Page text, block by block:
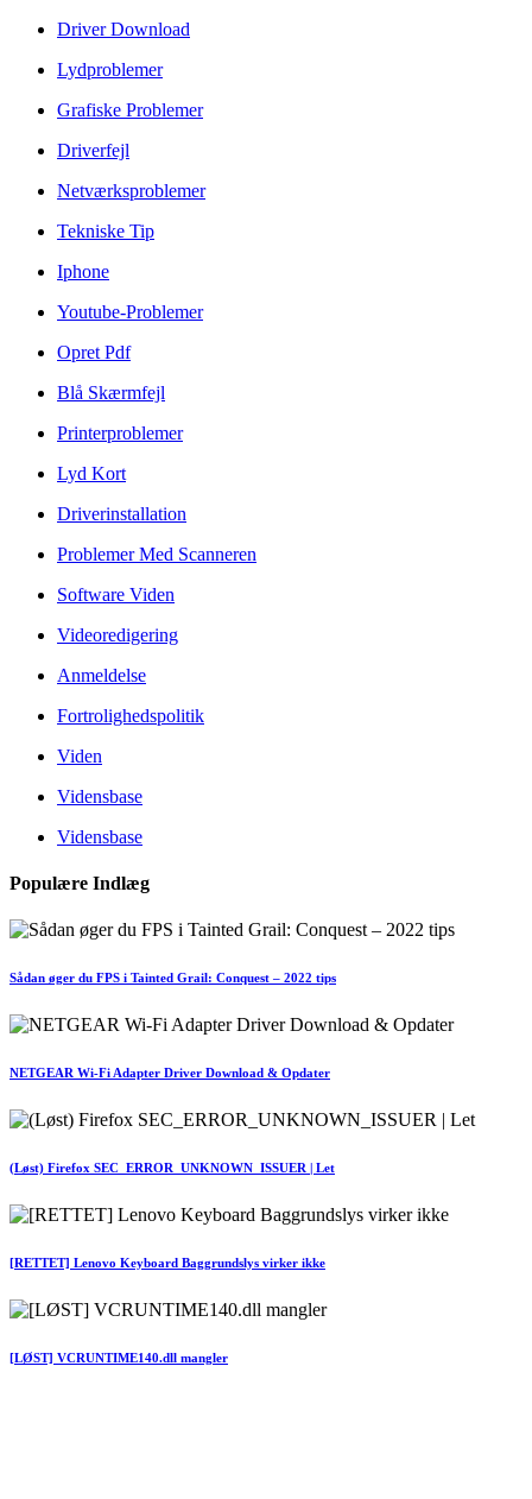
Driver Download
Lydproblemer
Grafiske Problemer
Driverfejl
Netværksproblemer
Tekniske Tip
Iphone
Youtube-Problemer
Opret Pdf
Blå Skærmfejl
Printerproblemer
Lyd Kort
Driverinstallation
Problemer Med Scanneren
Software Viden
Videoredigering
Anmeldelse
Fortrolighedspolitik
Viden
Vidensbase
Vidensbase
Populære Indlæg
Sådan øger du FPS i Tainted Grail: Conquest – 2022 tips
NETGEAR Wi-Fi Adapter Driver Download & Opdater
(Løst) Firefox SEC_ERROR_UNKNOWN_ISSUER | Let
[RETTET] Lenovo Keyboard Baggrundslys virker ikke
[LØST] VCRUNTIME140.dll mangler